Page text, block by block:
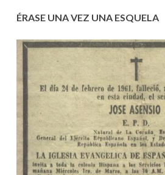
ÉRASE UNA VEZ UNA ESQUELA